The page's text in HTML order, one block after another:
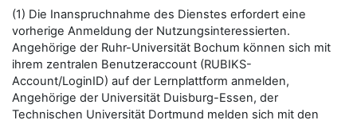
(1) Die Inanspruchnahme des Dienstes erfordert eine
vorherige Anmeldung der Nutzungsinteressierten.
Angehörige der Ruhr-Universität Bochum können sich mit
ihrem zentralen Benutzeraccount (RUBIKS-
Account/LoginID) auf der Lernplattform anmelden,
Angehörige der Universität Duisburg-Essen, der
Technischen Universität Dortmund melden sich mit den